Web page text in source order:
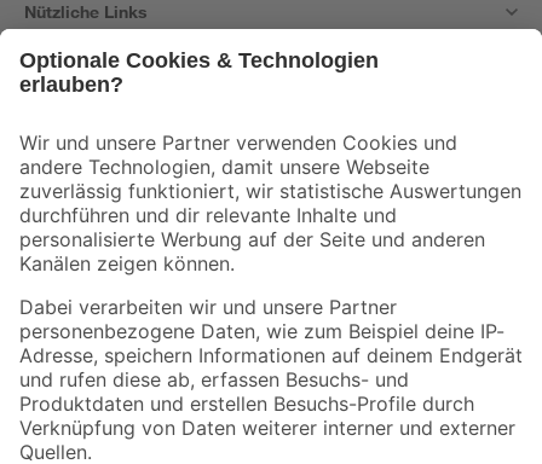
Nützliche Links
Der toom Newsletter: Keine Angebote und Aktionen mehr verpassen!
Zur Newsletter Anmeldung
Folge uns
Zahlungsarten Versandarten